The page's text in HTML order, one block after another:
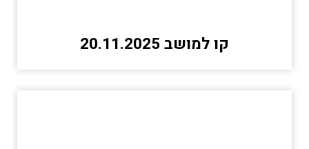
קו למושב 20.11.2025